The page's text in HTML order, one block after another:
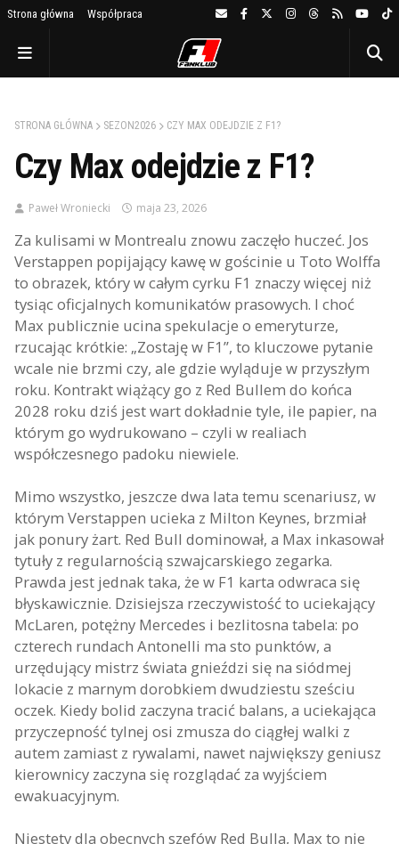
Strona główna Współpraca
STRONA GŁÓWNA SEZON2026 CZY MAX ODEJDZIE Z F1?
Czy Max odejdzie z F1?
Paweł Wroniecki maja 23, 2026
Za kulisami w Montrealu znowu zaczęło huczeć. Jos
Verstappen popijający kawę w gościnie u Toto Wolffa
to obrazek, który w całym cyrku F1 znaczy więcej niż
tysiąc oficjalnych komunikatów prasowych. I choć
Max publicznie ucina spekulacje o emeryturze,
rzucając krótkie: „Zostaję w F1”, to kluczowe pytanie
wcale nie brzmi czy, ale gdzie wyląduje w przyszłym
roku. Kontrakt wiążący go z Red Bullem do końca
2028 roku dziś jest wart dokładnie tyle, ile papier, na
którym go wydrukowano – czyli w realiach
współczesnego padoku niewiele.
Mimo wszystko, jeszcze dwa lata temu scenariusz, w
którym Verstappen ucieka z Milton Keynes, brzmiał
jak ponury żart. Red Bull dominował, a Max inkasował
tytuły z regularnością szwajcarskiego zegarka.
Prawda jest jednak taka, że w F1 karta odwraca się
błyskawicznie. Dzisiejsza rzeczywistość to uciekający
McLaren, potężny Mercedes i bezlitosna tabela: po
czterech rundach Antonelli ma sto punktów, a
urzędujący mistrz świata gnieździ się na siódmej
lokacie z marnym dorobkiem dwudziestu sześciu
oczek. Kiedy bolid zaczyna tracić balans, a uciekająca
przyczepność tylnej osi zmusza do ciągłej walki z
autem zamiast z rywalami, nawet największy geniusz
kierownicy zaczyna się rozglądać za wyjściem
ewakuacyjnym.
Niestety dla obecnych szefów Red Bulla, Max to nie